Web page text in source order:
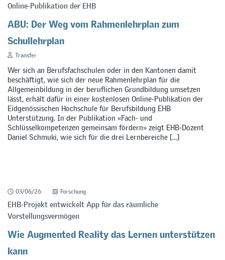
Online-Publikation der EHB
ABU: Der Weg vom Rahmenlehrplan zum
Schullehrplan
Transfer
Wer sich an Berufsfachschulen oder in den Kantonen damit
beschäftigt, wie sich der neue Rahmenlehrplan für die
Allgemeinbildung in der beruflichen Grundbildung umsetzen
lässt, erhält dafür in einer kostenlosen Online-Publikation der
Eidgenössischen Hochschule für Berufsbildung EHB
Unterstützung. In der Publikation «Fach- und
Schlüsselkompetenzen gemeinsam fördern» zeigt EHB-Dozent
Daniel Schmuki, wie sich für die drei Lernbereiche […]
03/06/26 Forschung
EHB-Projekt entwickelt App für das räumliche
Vorstellungsvermögen
Wie Augmented Reality das Lernen unterstützen
kann